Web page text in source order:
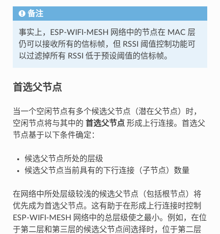
备注
事实上，ESP-WIFI-MESH 网络中的节点在 MAC 层
仍可以接收所有的信标帧，但 RSSI 阈值控制功能可
以过滤掉所有 RSSI 低于预设阈值的信标帧。
首选父节点
当一个空闲节点有多个候选父节点（潜在父节点）时，
空闲节点将与其中的 首选父节点 形成上行连接。首选父
节点基于以下条件确定：
候选父节点所处的层级
候选父节点当前具有的下行连接（子节点）数量
在网络中所处层级较浅的候选父节点（包括根节点）将
优先成为首选父节点。这有助于在形成上行连接时控制
ESP-WIFI-MESH 网络中的总层级使之最小。例如，在位
于第二层和第三层的候选父节点间选择时，位于第二层